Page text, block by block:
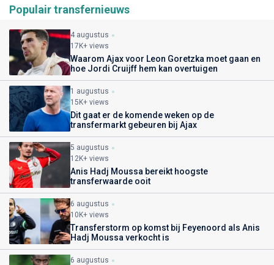
Populair transfernieuws
4 augustus
17K+ views
Waarom Ajax voor Leon Goretzka moet gaan en
hoe Jordi Cruijff hem kan overtuigen
1 augustus
15K+ views
Dit gaat er de komende weken op de
transfermarkt gebeuren bij Ajax
5 augustus
12K+ views
Anis Hadj Moussa bereikt hoogste
transferwaarde ooit
6 augustus
10K+ views
Transferstorm op komst bij Feyenoord als Anis
Hadj Moussa verkocht is
6 augustus